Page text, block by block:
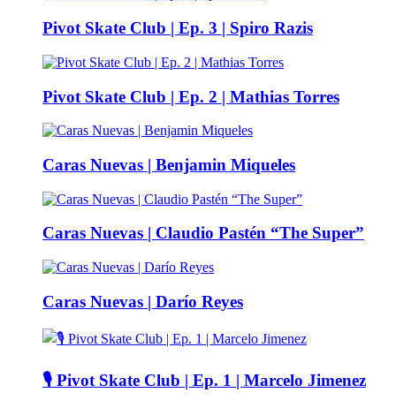
Pivot Skate Club | Ep. 3 | Spiro Razis
Pivot Skate Club | Ep. 2 | Mathias Torres
Caras Nuevas | Benjamin Miqueles
Caras Nuevas | Claudio Pastén “The Super”
Caras Nuevas | Darío Reyes
🎙️ Pivot Skate Club | Ep. 1 | Marcelo Jimenez